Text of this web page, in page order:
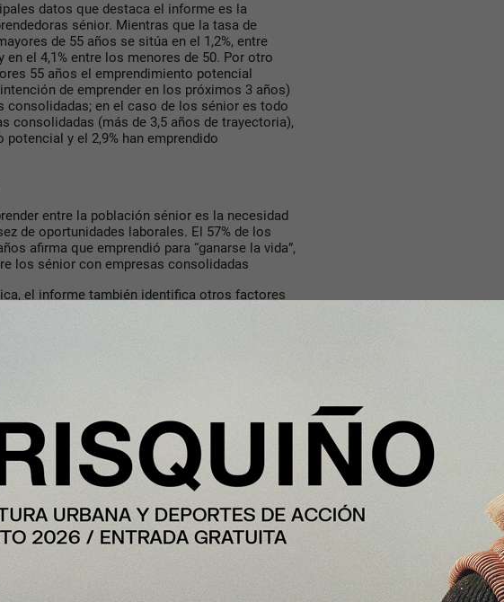
datos que destaca el informe es la
sénior. Mientras que la tasa de
de 55 años se sitúa en el 1,2%, entre
en el 4,1% entre los menores de 50. Por otro
55 años el emprendimiento potencial
de emprender en los próximos 3 años)
consolidadas; en el caso de los sénior es todo
consolidadas (más de 3,5 años de trayectoria),
y el 2,9% han emprendido
entre la población sénior es la necesidad
de oportunidades laborales. El 57% de los
afirma que emprendió para “ganarse la vida”,
los sénior con empresas consolidadas
el informe también identifica otros factores
(20% y 29%).
que emprenden considera que dispone de los
necesarias para desarrollar una
39% de los emprendedores sénior afirma
porcentaje superior al registrado entre los
(38% y 37%, respectivamente).
los sénior emprendedores tiene miedo al
considera fácil el proceso para emprender.
tengan conocimientos y habilidades para